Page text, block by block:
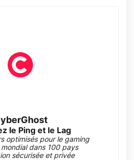
le Ping et le Lag
optimisés pour le gaming
mondial dans 100 pays
sécurisée et privée